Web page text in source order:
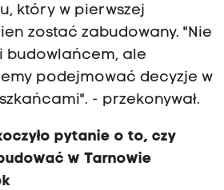
który w pierwszej
zostać zabudowany. "Nie
budowlańcem, ale
podejmować decyzje w
- przekonywał.
pytanie o to, czy
w Tarnowie